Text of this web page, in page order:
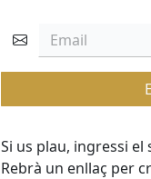
Email
Si us plau, ingressi
Rebrà un enllaç per